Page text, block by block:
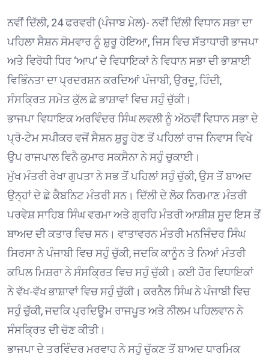
ਨਵੀਂ ਦਿੱਲੀ, 24 ਫਰਵਰੀ (ਪੰਜਾਬ ਮੇਲ)- ਨਵੀਂ ਦਿੱਲੀ ਵਿਧਾਨ ਸਭਾ ਦਾ
ਪਹਿਲਾ ਸੈਸ਼ਨ ਸੋਮਵਾਰ ਨੂੰ ਸ਼ੁਰੂ ਹੋਇਆ, ਜਿਸ ਵਿਚ ਸੱਤਾਧਾਰੀ ਭਾਜਪਾ
ਅਤੇ ਵਿਰੋਧੀ ਧਿਰ ‘ਆਪ’ ਦੇ ਵਿਧਾਇਕਾਂ ਨੇ ਵਿਧਾਨ ਸਭਾ ਦੀ ਭਾਸ਼ਾਈ
ਵਿਭਿੰਨਤਾ ਦਾ ਪ੍ਰਦਰਸ਼ਨ ਕਰਦਿਆਂ ਪੰਜਾਬੀ, ਉਰਦੂ, ਹਿੰਦੀ,
ਸੰਸਕ੍ਰਿਤ ਸਮੇਤ ਕੁੱਲ ਛੇ ਭਾਸ਼ਾਵਾਂ ਵਿਚ ਸਹੁੰ ਚੁੱਕੀ।
ਭਾਜਪਾ ਵਿਧਾਇਕ ਅਰਵਿੰਦਰ ਸਿੰਘ ਲਵਲੀ ਨੂੰ ਅੱਠਵੀਂ ਵਿਧਾਨ ਸਭਾ ਦੇ
ਪ੍ਰੋ-ਟੇਮ ਸਪੀਕਰ ਵਜੋਂ ਸੈਸ਼ਨ ਸ਼ੁਰੂ ਹੋਣ ਤੋਂ ਪਹਿਲਾਂ ਰਾਜ ਨਿਵਾਸ ਵਿਖੇ
ਉਪ ਰਾਜਪਾਲ ਵਿਨੈ ਕੁਮਾਰ ਸਕਸੈਨਾ ਨੇ ਸਹੁੰ ਚੁਕਾਈ।
ਮੁੱਖ ਮੰਤਰੀ ਰੇਖਾ ਗੁਪਤਾ ਨੇ ਸਭ ਤੋਂ ਪਹਿਲਾਂ ਸਹੁੰ ਚੁੱਕੀ, ਉਸ ਤੋਂ ਬਾਅਦ
ਉਨ੍ਹਾਂ ਦੇ ਛੇ ਕੈਬਨਿਟ ਮੰਤਰੀ ਸਨ। ਦਿੱਲੀ ਦੇ ਲੋਕ ਨਿਰਮਾਣ ਮੰਤਰੀ
ਪਰਵੇਸ਼ ਸਾਹਿਬ ਸਿੰਘ ਵਰਮਾ ਅਤੇ ਗ੍ਰਹਿ ਮੰਤਰੀ ਆਸ਼ੀਸ਼ ਸੂਦ ਇਸ ਤੋਂ
ਬਾਅਦ ਦੀ ਕਤਾਰ ਵਿਚ ਸਨ। ਵਾਤਾਵਰਨ ਮੰਤਰੀ ਮਨਜਿੰਦਰ ਸਿੰਘ
ਸਿਰਸਾ ਨੇ ਪੰਜਾਬੀ ਵਿਚ ਸਹੁੰ ਚੁੱਕੀ, ਜਦਕਿ ਕਾਨੂੰਨ ਤੇ ਨਿਆਂ ਮੰਤਰੀ
ਕਪਿਲ ਮਿਸ਼ਰਾ ਨੇ ਸੰਸਕ੍ਰਿਤ ਵਿਚ ਸਹੁੰ ਚੁੱਕੀ। ਕਈ ਹੋਰ ਵਿਧਾਇਕਾਂ
ਨੇ ਵੱਖ-ਵੱਖ ਭਾਸ਼ਾਵਾਂ ਵਿਚ ਸਹੁੰ ਚੁੱਕੀ। ਕਰਨੈਲ ਸਿੰਘ ਨੇ ਪੰਜਾਬੀ ਵਿਚ
ਸਹੁੰ ਚੁੱਕੀ, ਜਦਕਿ ਪ੍ਰਦਿਊਮ ਰਾਜਪੂਤ ਅਤੇ ਨੀਲਮ ਪਹਿਲਵਾਨ ਨੇ
ਸੰਸਕ੍ਰਿਤ ਦੀ ਚੋਣ ਕੀਤੀ।
ਭਾਜਪਾ ਦੇ ਤਰਵਿੰਦਰ ਮਰਵਾਹ ਨੇ ਸਹੁੰ ਚੁੱਕਣ ਤੋਂ ਬਾਅਦ ਧਾਰਮਿਕ